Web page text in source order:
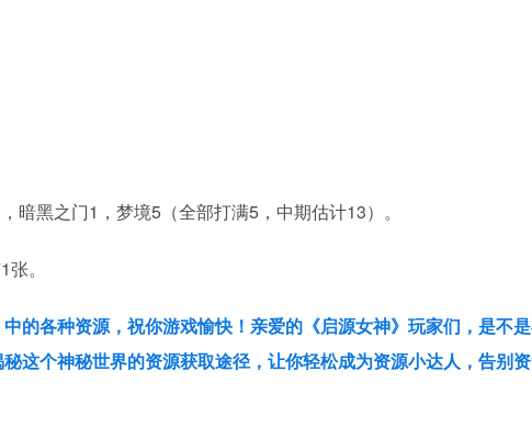
暗黑之门1，梦境5（全部打满5，中期估计13）。
。
中的各种资源，祝你游戏愉快！亲爱的《启源女神》玩家们，是不
这个神秘世界的资源获取途径，让你轻松成为资源小达人，告别资